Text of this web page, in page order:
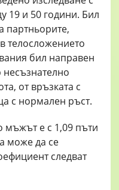
19 и 50 години. Бил
партньорите,
телосложението
бил направен
от връзката с
с нормален ръст.
мъжът е с 1,09 пъти
може да се
следват